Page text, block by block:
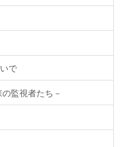
で
監視者たち－